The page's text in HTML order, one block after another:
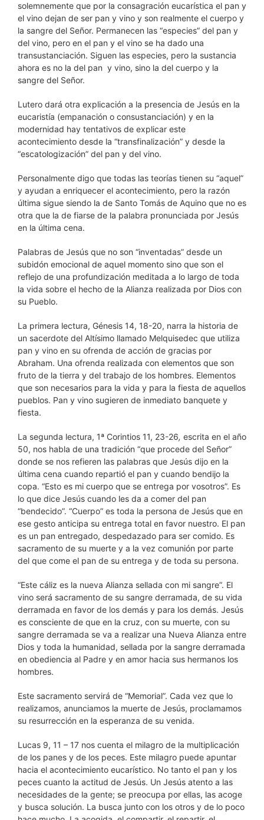
solemnemente que por la consagración eucarística el pan y
el vino dejan de ser pan y vino y son realmente el cuerpo y
la sangre del Señor. Permanecen las “especies” del pan y
del vino, pero en el pan y el vino se ha dado una
transustanciación. Siguen las especies, pero la sustancia
ahora es no la del pan y vino, sino la del cuerpo y la
sangre del Señor.
Lutero dará otra explicación a la presencia de Jesús en la
eucaristía (empanación o consustanciación) y en la
modernidad hay tentativos de explicar este
acontecimiento desde la “transfinalización” y desde la
“escatologización” del pan y del vino.
Personalmente digo que todas las teorías tienen su “aquel”
y ayudan a enriquecer el acontecimiento, pero la razón
última sigue siendo la de Santo Tomás de Aquino que no es
otra que la de fiarse de la palabra pronunciada por Jesús
en la última cena.
Palabras de Jesús que no son “inventadas” desde un
subidón emocional de aquel momento sino que son el
reflejo de una profundización meditada a lo largo de toda
la vida sobre el hecho de la Alianza realizada por Dios con
su Pueblo.
La primera lectura, Génesis 14, 18-20, narra la historia de
un sacerdote del Altísimo llamado Melquisedec que utiliza
pan y vino en su ofrenda de acción de gracias por
Abraham. Una ofrenda realizada con elementos que son
fruto de la tierra y del trabajo de los hombres. Elementos
que son necesarios para la vida y para la fiesta de aquellos
pueblos. Pan y vino sugieren de inmediato banquete y
fiesta.
La segunda lectura, 1ª Corintios 11, 23-26, escrita en el año
50, nos habla de una tradición “que procede del Señor”
donde se nos refieren las palabras que Jesús dijo en la
última cena cuando repartió el pan y cuando bendijo la
copa. “Esto es mi cuerpo que se entrega por vosotros”. Es
lo que dice Jesús cuando les da a comer del pan
“bendecido”. “Cuerpo” es toda la persona de Jesús que en
ese gesto anticipa su entrega total en favor nuestro. El pan
es un pan entregado, despedazado para ser comido. Es
sacramento de su muerte y a la vez comunión por parte
del que come el pan de su entrega y de toda su persona.
“Este cáliz es la nueva Alianza sellada con mi sangre”. El
vino será sacramento de su sangre derramada, de su vida
derramada en favor de los demás y para los demás. Jesús
es consciente de que en la cruz, con su muerte, con su
sangre derramada se va a realizar una Nueva Alianza entre
Dios y toda la humanidad, sellada por la sangre derramada
en obediencia al Padre y en amor hacia sus hermanos los
hombres.
Este sacramento servirá de “Memorial”. Cada vez que lo
realizamos, anunciamos la muerte de Jesús, proclamamos
su resurrección en la esperanza de su venida.
Lucas 9, 11 – 17 nos cuenta el milagro de la multiplicación
de los panes y de los peces. Este milagro puede apuntar
hacia el acontecimiento eucarístico. No tanto el pan y los
peces cuanto la actitud de Jesús. Un Jesús atento a las
necesidades de la gente; se preocupa por ellas, las acoge
y busca solución. La busca junto con los otros y de lo poco